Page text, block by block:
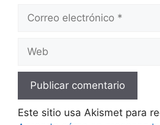
Correo
Web
Este sitio usa Akismet para